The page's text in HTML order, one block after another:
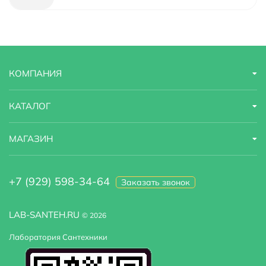
Область применения
Стандарт подводки
Тип подводки гибкая
Высота излива 27.4
LAB-SANTEH.RU © 2026
Лаборатория Сантехники
КОМПАНИЯ
КАТАЛОГ
МАГАЗИН
+7 (929) 598-34-64 Заказать звонок